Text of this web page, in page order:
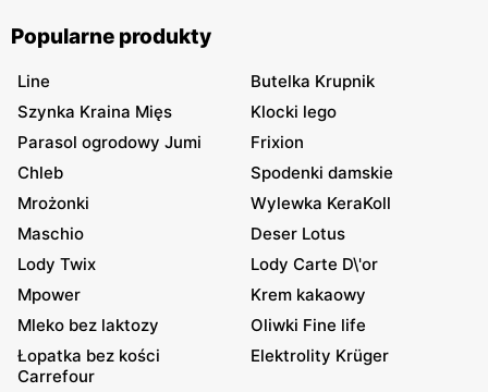
Popularne produkty
Line
Butelka Krupnik
Szynka Kraina Mięs
Klocki lego
Parasol ogrodowy Jumi
Frixion
Chleb
Spodenki damskie
Mrożonki
Wylewka KeraKoll
Maschio
Deser Lotus
Lody Twix
Lody Carte D\'or
Mpower
Krem kakaowy
Mleko bez laktozy
Oliwki Fine life
Łopatka bez kości
Carrefour
Elektrolity Krüger